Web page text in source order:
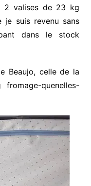
2 valises de 23 kg
je suis revenu sans
dans le stock
Beaujo, celle de la
quenelles-